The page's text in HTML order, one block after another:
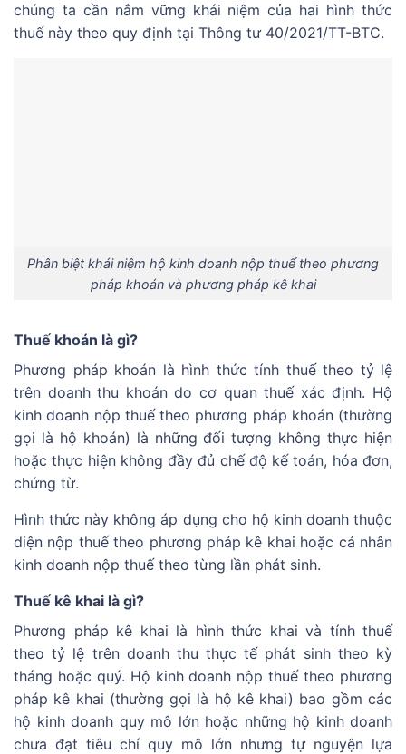
chúng ta cần nắm vững khái niệm của hai hình thức
thuế này theo quy định tại Thông tư 40/2021/TT-BTC.
Phân biệt khái niệm hộ kinh doanh nộp thuế theo phương
pháp khoán và phương pháp kê khai
Thuế khoán là gì?
Phương pháp khoán là hình thức tính thuế theo tỷ lệ
trên doanh thu khoán do cơ quan thuế xác định. Hộ
kinh doanh nộp thuế theo phương pháp khoán (thường
gọi là hộ khoán) là những đối tượng không thực hiện
hoặc thực hiện không đầy đủ chế độ kế toán, hóa đơn,
chứng từ.
Hình thức này không áp dụng cho hộ kinh doanh thuộc
diện nộp thuế theo phương pháp kê khai hoặc cá nhân
kinh doanh nộp thuế theo từng lần phát sinh.
Thuế kê khai là gì?
Phương pháp kê khai là hình thức khai và tính thuế
theo tỷ lệ trên doanh thu thực tế phát sinh theo kỳ
tháng hoặc quý. Hộ kinh doanh nộp thuế theo phương
pháp kê khai (thường gọi là hộ kê khai) bao gồm các
hộ kinh doanh quy mô lớn hoặc những hộ kinh doanh
chưa đạt tiêu chí quy mô lớn nhưng tự nguyện lựa